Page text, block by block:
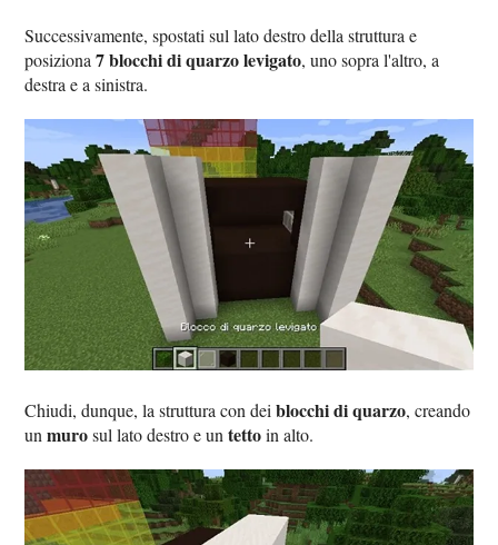
Successivamente, spostati sul lato destro della struttura e
posiziona7 blocchi di quarzo levigato, uno sopra l'altro, a
destra e a sinistra.
Chiudi, dunque, la struttura con deiblocchi di quarzo, creando
unmurosul lato destro e untettoin alto.